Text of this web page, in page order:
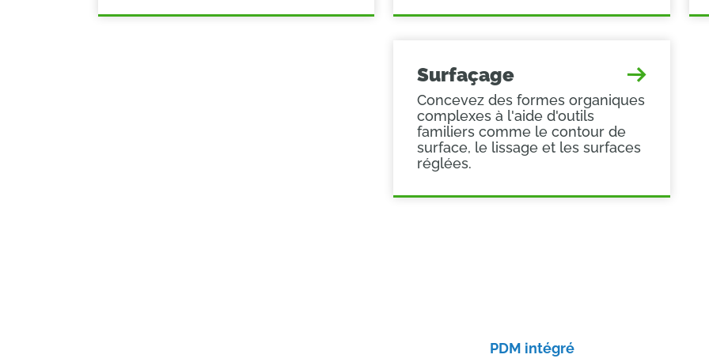
Surfaçage
Concevez des formes organiques
complexes à l'aide d'outils
familiers comme le contour de
surface, le lissage et les surfaces
réglées.
PDM intégré